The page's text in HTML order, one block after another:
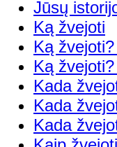
Jūsų
Ką žvejoti
Ką
Ką
Kada
Kada
Kada